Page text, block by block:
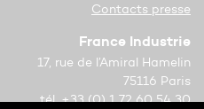
Contacts presse
France Industrie
17, rue de l’Amiral Hamelin
75116 Paris
tél. +33 (0) 1 72 60 54 30